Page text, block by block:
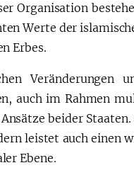
Organisation
Werte der
Erbes.
Veränderungen
auch im Rahmen
beider
leistet auch einen
Ebene.